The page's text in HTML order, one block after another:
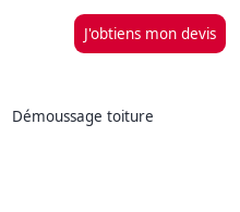
J'obtiens mon devis
Démoussage toiture